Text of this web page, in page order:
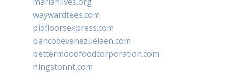
waywardtees.com
pidfloorsexpress.com
bancodevenezuelaen.com
bettermoodfoodcorporation.com
hingstonnt.com